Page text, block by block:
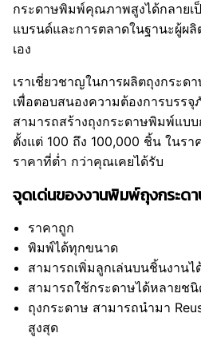
กระดาษพิมพ์คุณภาพสูงได้กลายเ
แบรนด์และการตลาดในฐานะผู้ผ
เอง
เราเชี่ยวชาญในการผลิตถุงกระ
เพื่อตอบสนองความต้องการบรร
สามารถสร้างถุงกระดาษพิมพ์แบ
ตั้งแต่ 100 ถึง 100,000 ชิ้น ในร
ราคาที่ต่ำ กว่าคุณเคยได้รับ
จุดเด่นของงานพิมพ์ถุงกระด
ราคาถูก
พิมพ์ได้ทุกขนาด
สามารถเพิ่มลูกเล่นบนชิ้นงานไ
สามารถใช้กระดาษได้หลายช
ถุงกระดาษ สามารถนำมา
สูงสุด